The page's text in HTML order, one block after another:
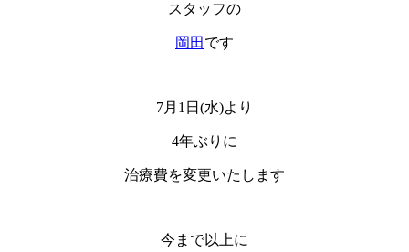
スタッフの
岡田 です
7月1日(水)より
4年ぶりに
治療費を変更いたします
今まで以上に